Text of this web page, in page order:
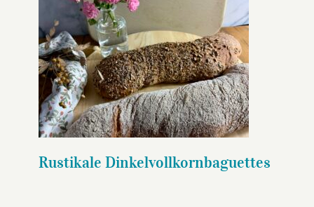
Rustikale
Dinkelvollkornbaguettes
Rustikale Dinkelvollkornbaguettes